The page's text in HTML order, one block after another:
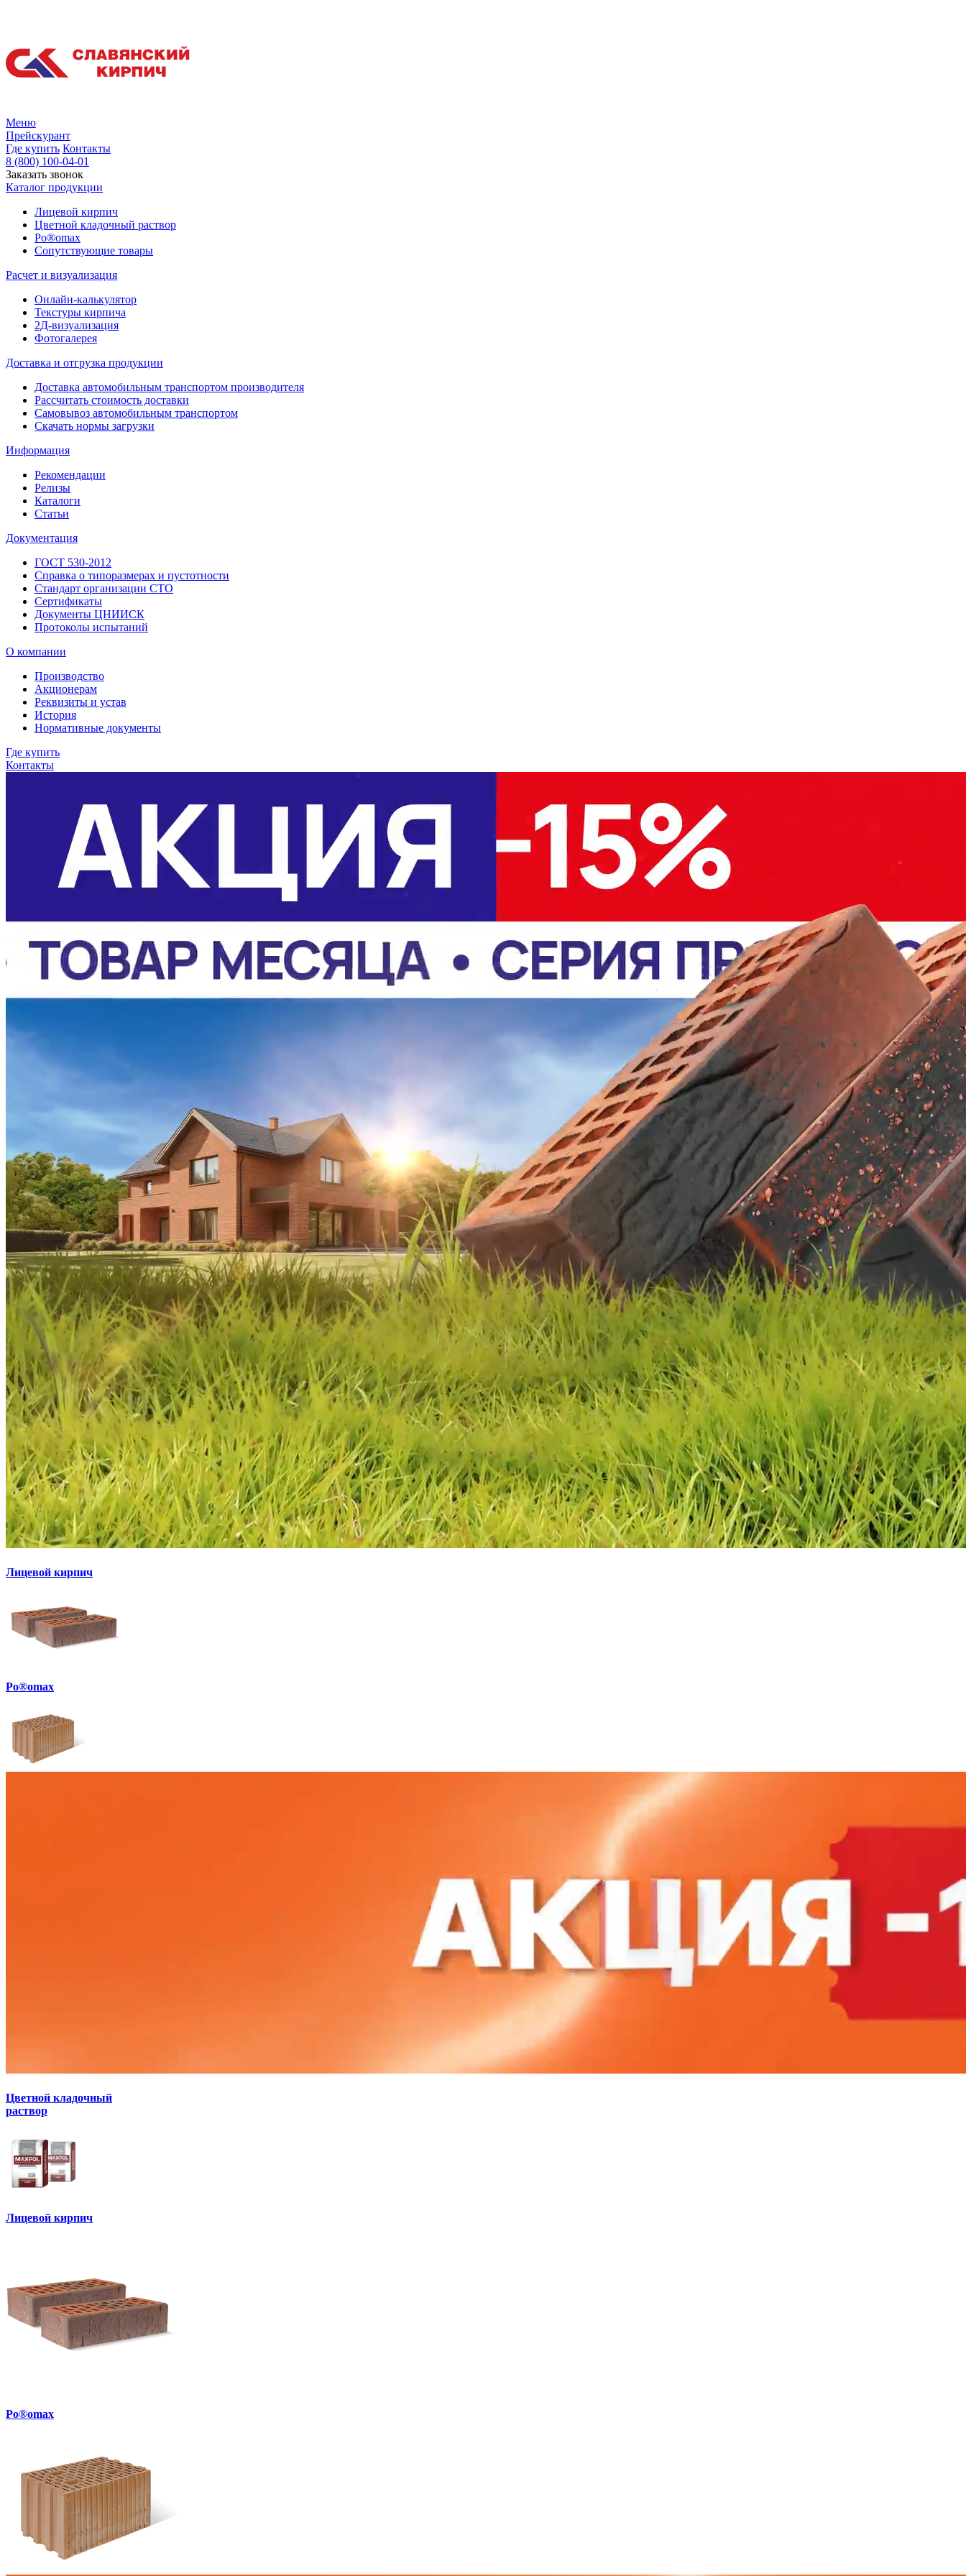
Меню
Прейскурант
Где купить Контакты
8 (800) 100-04-01
Заказать звонок
Каталог продукции
Лицевой кирпич
Цветной кладочный раствор
Po®omax
Сопутствующие товары
Расчет и визуализация
Онлайн-калькулятор
Текстуры кирпича
2Д-визуализация
Фотогалерея
Доставка и отгрузка продукции
Доставка автомобильным транспортом производителя
Рассчитать стоимость доставки
Самовывоз автомобильным транспортом
Скачать нормы загрузки
Информация
Рекомендации
Релизы
Каталоги
Статьи
Документация
ГОСТ 530-2012
Справка о типоразмерах и пустотности
Стандарт организации СТО
Сертификаты
Документы ЦНИИСК
Протоколы испытаний
О компании
Производство
Акционерам
Реквизиты и устав
История
Нормативные документы
Где купить
Контакты
Лицевой кирпич
Po®omax
Цветной кладочный
раствор
Лицевой кирпич
Po®omax